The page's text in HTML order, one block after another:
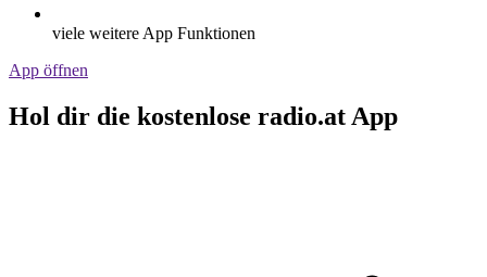
viele weitere App Funktionen
App öffnen
Hol dir die kostenlose radio.at App